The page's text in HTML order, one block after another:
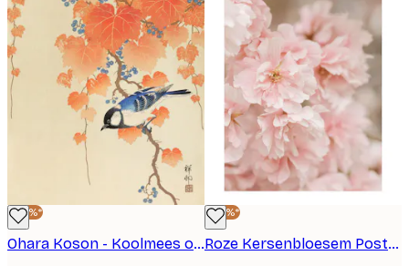
-40%*
Ohara Koson - Koolmees op Paulowniatak Poster
-40%*
Roze Kersenbloesem Poster